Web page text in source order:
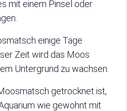
mit einem Pinsel oder
einige Tage
Zeit wird das Moos
Untergrund zu wachsen.
getrocknet ist,
wie gewohnt mit